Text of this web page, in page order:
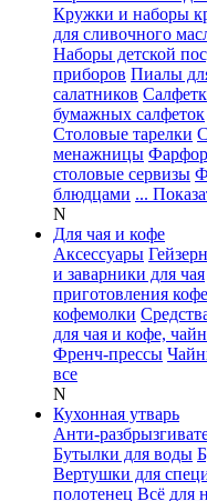
Кружки и наборы
для сливочного
Наборы детской
приборов Пиалы
салатников
бумажных салфеток
Столовые тарелки
менажницы
столовые сервизы
блюдцами ...
N
Для чая и кофе
Аксессуары
и заварники для чая
приготовления
кофемолки
для чая и кофе,
Френч-прессы
все
N
Кухонная утварь
Анти-
Бутылки для воды
Вертушки для
полотенец Всё для